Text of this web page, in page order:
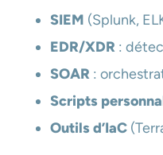
SIEM (Splunk,
EDR/XDR :
SOAR :
Scripts
Outils d’IaC